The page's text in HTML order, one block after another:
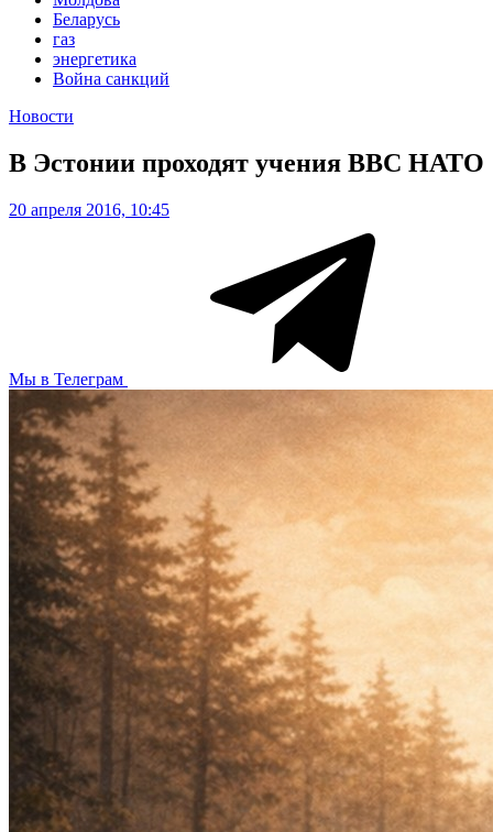
Беларусь
газ
энергетика
Война санкций
Новости
В Эстонии проходят учения ВВС НАТО
20 апреля 2016, 10:45
Мы в Телеграм